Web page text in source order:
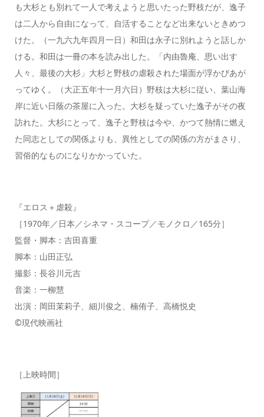
も大杉とも別れて一人で考えようと思いたった野枝だが、逸子
は二人から自由になって、自活することなど出来ないときめつ
けた。（一九六九年四月一日）和田は永子に別れようと話しか
ける。和田は一冊の本を読み出した。「内由魯庵、思い出す
人々、最後の大杉」大杉と野枝の虐殺された場面が浮かびあが
ってゆく。（大正五年十一月六日）野枝は大杉に従い、葉山海
岸に近い日蔭の茶屋に入った。大杉を疑っていた逸子がその夜
訪れた。大杉にとって、逸子と野枝は今や、かつて熱情に燃え
た同志としての関係よりも、異性としての関係の方がまさり、
習俗的なものになりかかっていた。
『エロス＋虐殺』
［1970年／日本／シネマ・スコープ／モノクロ／165分］
監督・脚本：吉田喜重
脚本：山田正弘
撮影：長谷川元吉
音楽：一柳慧
出演：岡田茉莉子、細川俊之、楠侑子、高橋悦史
©️現代映画社
［上映時間］